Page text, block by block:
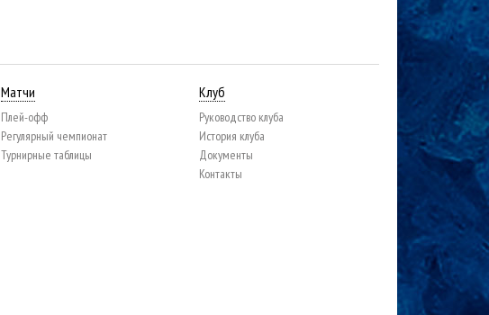
Матчи
Плей-офф
Регулярный чемпионат
Турнирные таблицы
Клуб
Руководство клуба
История клуба
Документы
Контакты